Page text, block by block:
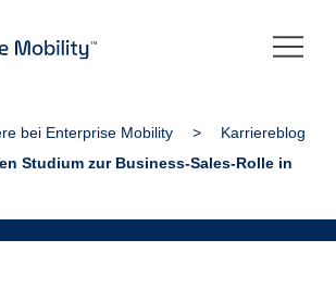
bei Enterprise Mobility
Karriereblog
Studium zur Business-Sales-Rolle in